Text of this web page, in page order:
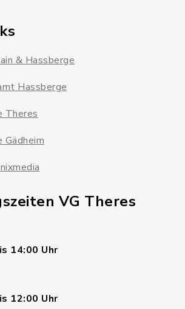
& Hassberge
Hassberge
Theres
Gädheim
VG Theres
14:00 Uhr
12:00 Uhr